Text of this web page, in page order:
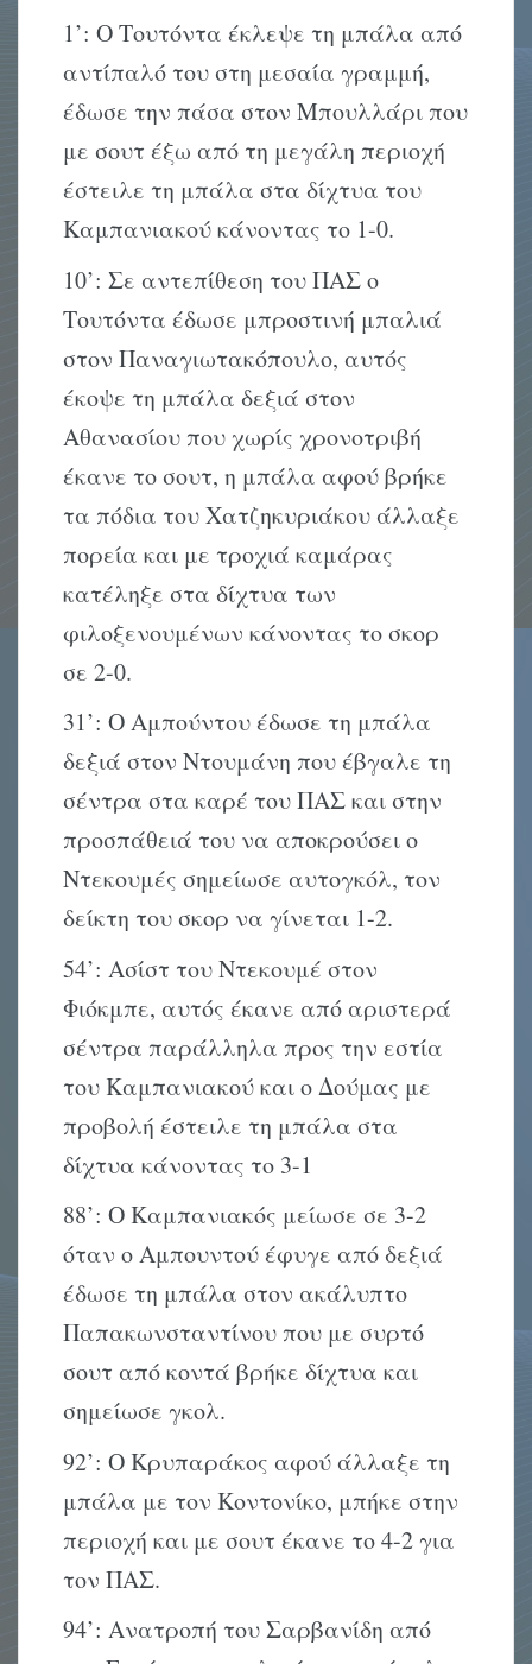
1’: Ο Τουτόντα έκλεψε τη μπάλα από
αντίπαλό του στη μεσαία γραμμή,
έδωσε την πάσα στον Μπουλλάρι που
με σουτ έξω από τη μεγάλη περιοχή
έστειλε τη μπάλα στα δίχτυα του
Καμπανιακού κάνοντας το 1-0.
10’: Σε αντεπίθεση του ΠΑΣ ο
Τουτόντα έδωσε μπροστινή μπαλιά
στον Παναγιωτακόπουλο, αυτός
έκοψε τη μπάλα δεξιά στον
Αθανασίου που χωρίς χρονοτριβή
έκανε το σουτ, η μπάλα αφού βρήκε
τα πόδια του Χατζηκυριάκου άλλαξε
πορεία και με τροχιά καμάρας
κατέληξε στα δίχτυα των
φιλοξενουμένων κάνοντας το σκορ
σε 2-0.
31’: Ο Αμπούντου έδωσε τη μπάλα
δεξιά στον Ντουμάνη που έβγαλε τη
σέντρα στα καρέ του ΠΑΣ και στην
προσπάθειά του να αποκρούσει ο
Ντεκουμές σημείωσε αυτογκόλ, τον
δείκτη του σκορ να γίνεται 1-2.
54’: Ασίστ του Ντεκουμέ στον
Φιόκμπε, αυτός έκανε από αριστερά
σέντρα παράλληλα προς την εστία
του Καμπανιακού και ο Δούμας με
προβολή έστειλε τη μπάλα στα
δίχτυα κάνοντας το 3-1
88’: Ο Καμπανιακός μείωσε σε 3-2
όταν ο Αμπουντού έφυγε από δεξιά
έδωσε τη μπάλα στον ακάλυπτο
Παπακωνσταντίνου που με συρτό
σουτ από κοντά βρήκε δίχτυα και
σημείωσε γκολ.
92’: Ο Κρυπαράκος αφού άλλαξε τη
μπάλα με τον Κοντονίκο, μπήκε στην
περιοχή και με σουτ έκανε το 4-2 για
τον ΠΑΣ.
94’: Ανατροπή του Σαρβανίδη από